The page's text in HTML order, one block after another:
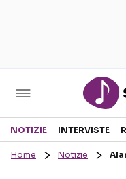
Sezioni
NOTIZIE INTERVISTE
Home Notizie